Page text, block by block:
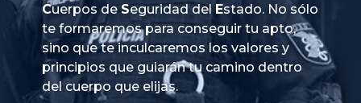
Cuerpos de Seguridad del Estado. No sólo
te formaremos para conseguir tu apto,
sino que te inculcaremos los valores y
principios que guiarán tu camino dentro
del cuerpo que elijas.